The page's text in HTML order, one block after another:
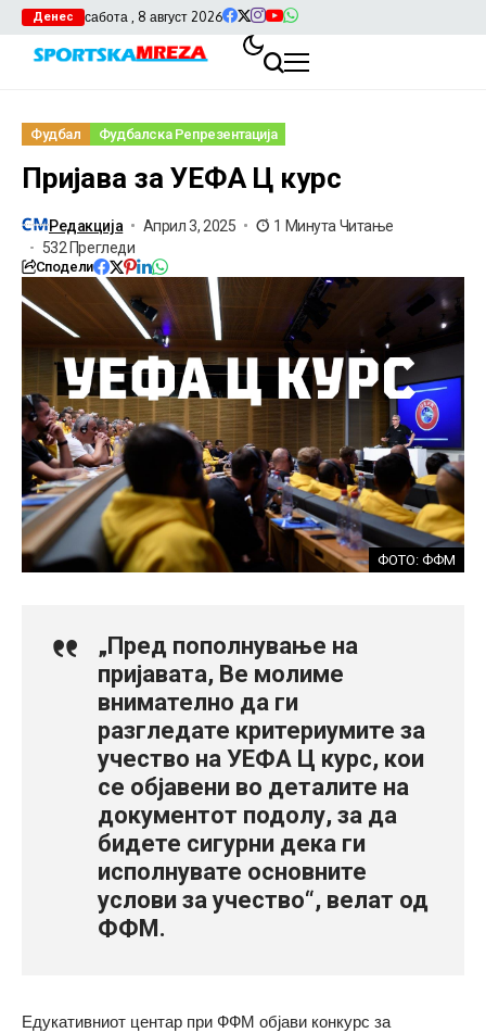
Денес сабота , 8 август 2026
Фудбал Фудбалска Репрезентација
Пријава за УЕФА Ц курс
Редакција Април 3, 2025
1 Минута Читање
532 Прегледи
Сподели
ФОТО: ФФМ
„Пред пополнување на
пријавата, Ве молиме
внимателно да ги
разгледате критериумите за
учество на УЕФА Ц курс, кои
се објавени во деталите на
документот подолу, за да
бидете сигурни дека ги
исполнувате основните
услови за учество“, велат од
ФФМ.
Едукативниот центар при ФФМ објави конкурс за